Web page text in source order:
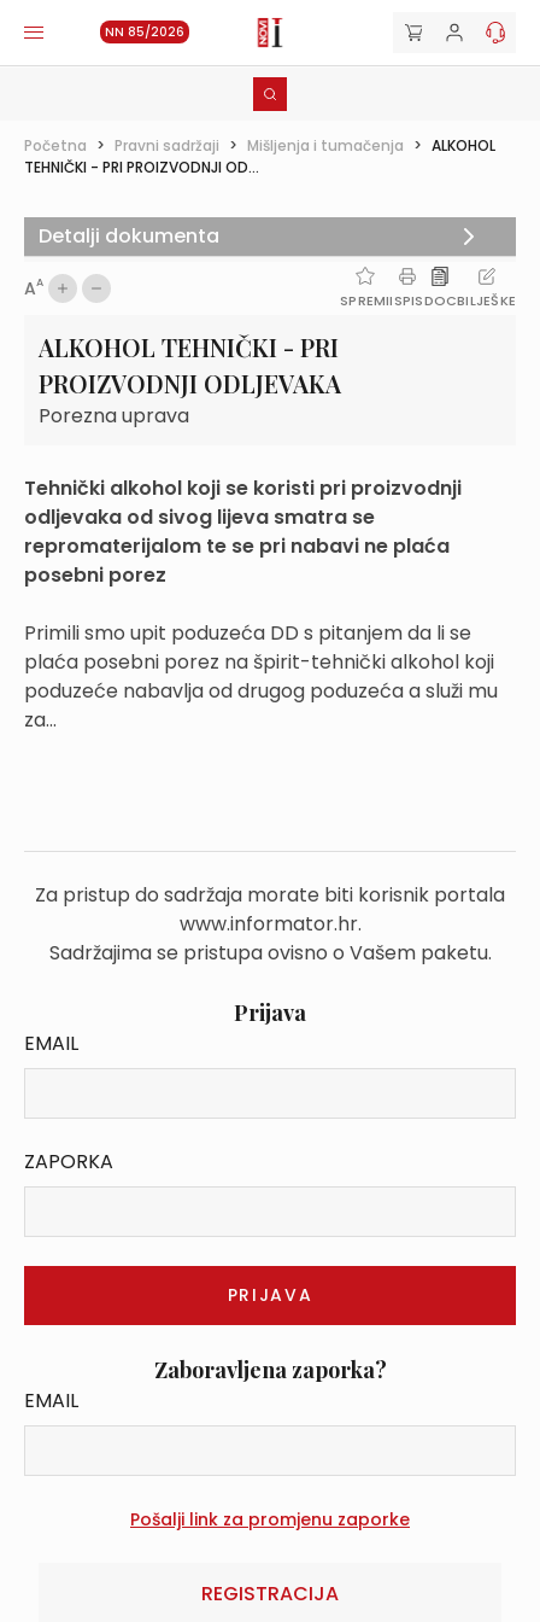
NN 85/2026
Početna > Pravni sadržaji > Mišljenja i tumačenja > ALKOHOL
TEHNIČKI - PRI PROIZVODNJI OD...
AA
SPREMIISPISDOCBILJEŠKE
ALKOHOL TEHNIČKI - PRI
PROIZVODNJI ODLJEVAKA
Porezna uprava
Tehnički alkohol koji se koristi pri proizvodnji
odljevaka od sivog lijeva smatra se
repromaterijalom te se pri nabavi ne plaća
posebni porez
Primili smo upit poduzeća DD s pitanjem da li se
plaća posebni porez na špirit-tehnički alkohol koji
poduzeće nabavlja od drugog poduzeća a služi mu
za...
Za pristup do sadržaja morate biti korisnik portala
www.informator.hr.
Sadržajima se pristupa ovisno o Vašem paketu.
Prijava
EMAIL
ZAPORKA
Zaboravljena zaporka?
EMAIL
REGISTRACIJA
Detalji dokumenta